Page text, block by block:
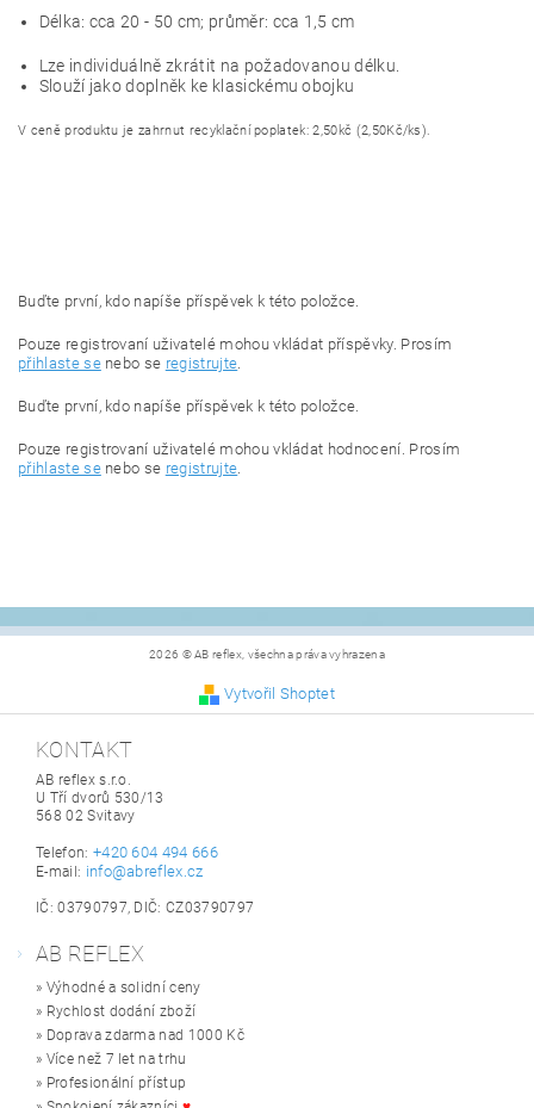
Délka: cca 20 - 50 cm; průměr: cca 1,5 cm
Lze individuálně zkrátit na požadovanou délku.
Slouží jako doplněk ke klasickému obojku
V ceně produktu je zahrnut recyklační poplatek: 2,50kč (2,50Kč/ks).
Buďte první, kdo napíše příspěvek k této položce.
Pouze registrovaní uživatelé mohou vkládat příspěvky. Prosím
přihlaste senebo se registrujte.
Buďte první, kdo napíše příspěvek k této položce.
Pouze registrovaní uživatelé mohou vkládat hodnocení. Prosím
přihlaste senebo se registrujte.
2026 © AB reflex, všechna práva vyhrazena
Vytvořil Shoptet
KONTAKT
AB reflex s.r.o.
U Tří dvorů 530/13
568 02 Svitavy
Telefon: +420 604 494 666
E-mail: info@abreflex.cz
IČ: 03790797, DIČ: CZ03790797
AB REFLEX
» Výhodné a solidní ceny
» Rychlost dodání zboží
» Doprava zdarma nad 1000 Kč
» Více než 7 let na trhu
» Profesionální přístup